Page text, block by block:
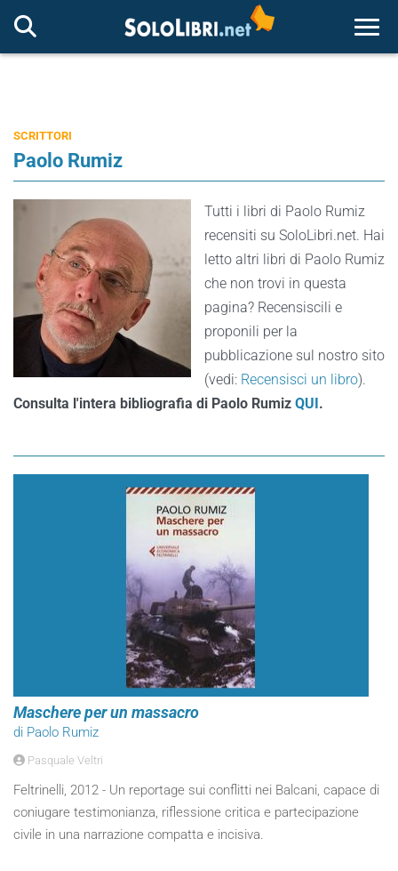
SCRITTORI
Paolo Rumiz
Tutti i libri di Paolo Rumiz
recensiti su SoloLibri.net. Hai
letto altri libri di Paolo Rumiz
che non trovi in questa
pagina? Recensiscili e
proponili per la
pubblicazione sul nostro sito
(vedi: Recensisci un libro).
Consulta l'intera bibliografia di Paolo Rumiz QUI.
Maschere per un massacro
di Paolo Rumiz
Pasquale Veltri
Feltrinelli, 2012 - Un reportage sui conflitti nei Balcani, capace di
coniugare testimonianza, riflessione critica e partecipazione
civile in una narrazione compatta e incisiva.